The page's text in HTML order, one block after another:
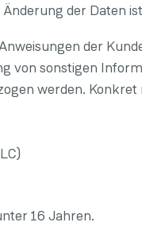
der Daten
der
von sonstigen
werden.
16 Jahren.